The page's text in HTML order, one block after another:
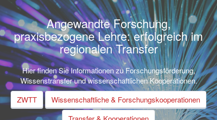
Angewandte Forschung,
praxisbezogene Lehre: erfolgreich im
regionalen Transfer
Hier finden Sie Informationen zu Forschungsförderung,
Wissenstransfer und wissenschaftlichen Kooperationen.
ZWTT
Wissenschaftliche & Forschungskooperationen